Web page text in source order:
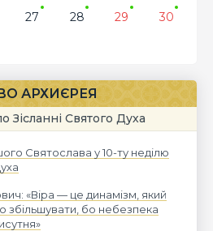
27 28 29
30
АРХИЄРЕЯ
Зісланні Святого Духа
Святослава у 10-ту неділю
«Віра — це динамізм, який
збільшувати, бо небезпека